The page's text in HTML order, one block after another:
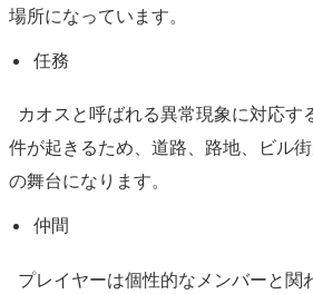
場所になっています。
任務
カオスと呼ばれる異常現象に対応す
件が起きるため、道路、路地、ビル
の舞台になります。
仲間
プレイヤーは個性的なメンバーと関